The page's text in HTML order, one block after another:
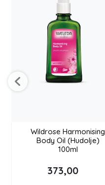
Wildrose Harmonising
Body Oil (Hudolje)
100ml
373,00